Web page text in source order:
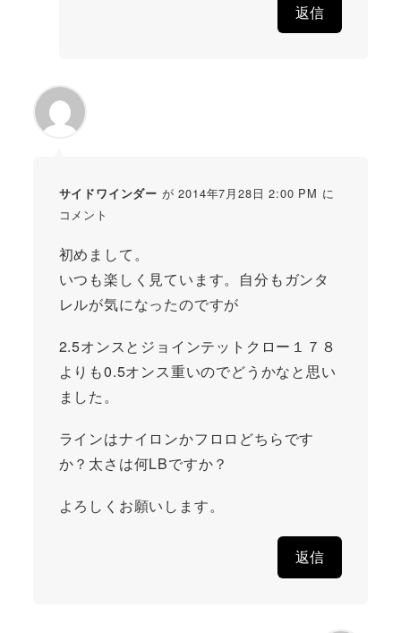
返信
サイドワインダー が 2014年7月28日 2:00 PM に
コメント
初めまして。
いつも楽しく見ています。自分もガンタ
レルが気になったのですが
2.5オンスとジョインテットクロー１７８
よりも0.5オンス重いのでどうかなと思い
ました。
ラインはナイロンかフロロどちらです
か？太さは何LBですか？
よろしくお願いします。
返信